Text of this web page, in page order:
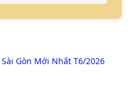
Gòn Mới Nhất T6/2026